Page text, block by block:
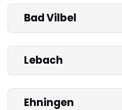
Bad Vilbel
Lebach
Ehningen